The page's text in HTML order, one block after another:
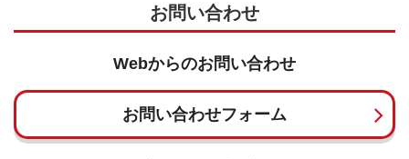
お問い合わせ
Webからのお問い合わせ
お問い合わせフォーム